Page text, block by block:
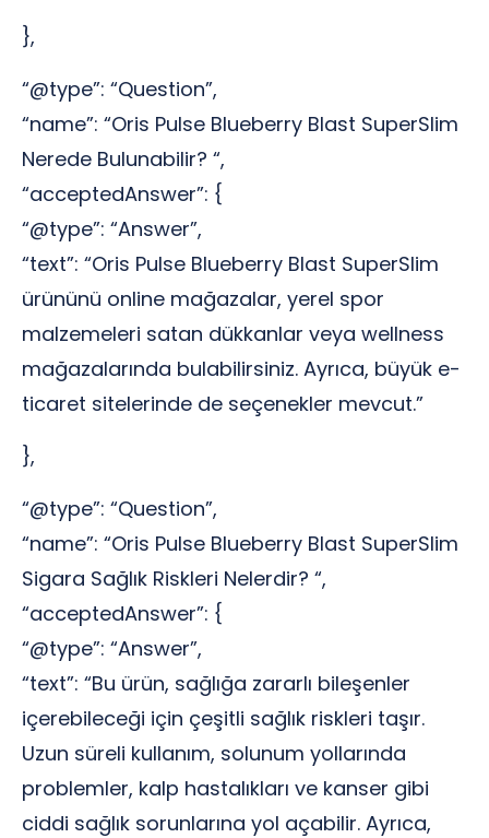
},
“@type”: “Question”,
“name”: “Oris Pulse Blueberry Blast SuperSlim
Nerede Bulunabilir? “,
“acceptedAnswer”: {
“@type”: “Answer”,
“text”: “Oris Pulse Blueberry Blast SuperSlim
ürününü online mağazalar, yerel spor
malzemeleri satan dükkanlar veya wellness
mağazalarında bulabilirsiniz. Ayrıca, büyük e-
ticaret sitelerinde de seçenekler mevcut.”
},
“@type”: “Question”,
“name”: “Oris Pulse Blueberry Blast SuperSlim
Sigara Sağlık Riskleri Nelerdir? “,
“acceptedAnswer”: {
“@type”: “Answer”,
“text”: “Bu ürün, sağlığa zararlı bileşenler
içerebileceği için çeşitli sağlık riskleri taşır.
Uzun süreli kullanım, solunum yollarında
problemler, kalp hastalıkları ve kanser gibi
ciddi sağlık sorunlarına yol açabilir. Ayrıca,